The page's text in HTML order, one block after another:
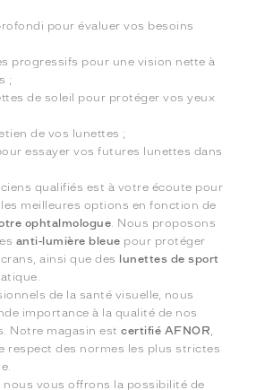
pour évaluer vos besoins
progressifs pour une vision nette à
;
de soleil pour protéger vos yeux
de vos lunettes ;
essayer vos futures lunettes dans
qualifiés est à votre écoute pour
meilleures options en fonction de
ophtalmologue . Nous proposons
anti-lumière bleue pour protéger
ainsi que des lunettes de sport
de la santé visuelle, nous
importance à la qualité de nos
Notre magasin estcertifié AFNOR
respect des normes les plus strictes
vous offrons la possibilité de